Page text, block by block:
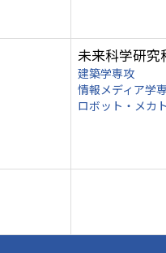
未来科学研究
建築学専攻
情報メディア学
ロボット・メカ